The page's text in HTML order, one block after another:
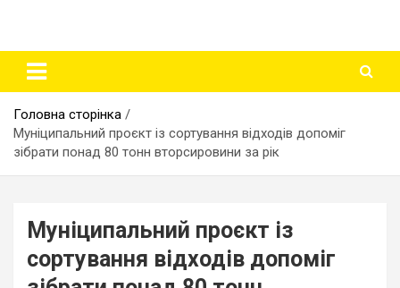
Головна сторінка
Муніципальний проєкт із сортування відходів допоміг
зібрати понад 80 тонн вторсировини за рік
Муніципальний проєкт із
сортування відходів допоміг